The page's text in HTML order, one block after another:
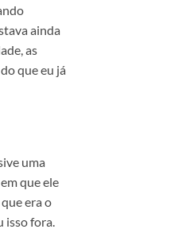
ainda
as
que eu já
uma
que ele
era o
isso fora.